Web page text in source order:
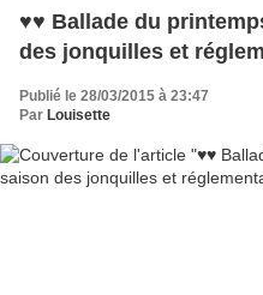
♥♥ Ballade du printemps dans les bois saison
des jonquilles et
Publié le 28/03/2015 à 23:47
Par Louisette